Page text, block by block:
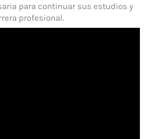
para continuar sus estudios y
profesional.